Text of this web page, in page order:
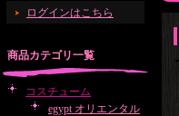
ログインはこちら
商品カテゴリ一覧
コスチューム
egypt オリエンタル